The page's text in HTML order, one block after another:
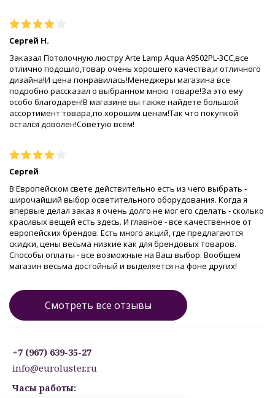
Сергей Н.
Заказал Потолочную люстру Arte Lamp Aqua A9502PL-3CC,все
отлично подошло,товар очень хорошего качества,и отличного
дизайна!И цена понравилась!Менеджеры магазина все
подробно рассказал о выбранном мною товаре!За это ему
особо благодарен!В магазине вы также найдете большой
ассортимент товара,по хорошим ценам!Так что покупкой
остался доволен!Советую всем!
Сергей
В Европейском свете действительно есть из чего выбрать -
широчайший выбор осветительного оборудования. Когда я
впервые делал заказ я очень долго не мог его сделать - сколько
красивых вещей есть здесь. И главное - все качественное от
европейских брендов. Есть много акций, где предлагаются
скидки, цены весьма низкие как для брендовых товаров.
Способы оплаты - все возможные на Ваш выбор. Вообщем
магазин весьма достойный и выделяется на фоне других!
Смотреть все отзывы
+7 (967) 639-35-27
info@euroluster.ru
Часы работы: